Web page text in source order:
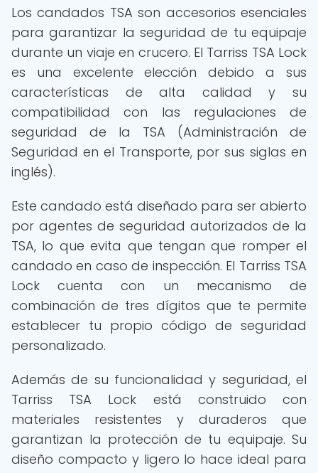
Los candados TSA son accesorios esenciales
para garantizar la seguridad de tu equipaje
durante un viaje en crucero. El Tarriss TSA Lock
es una excelente elección debido a sus
características de alta calidad y su
compatibilidad con las regulaciones de
seguridad de la TSA (Administración de
Seguridad en el Transporte, por sus siglas en
inglés).
Este candado está diseñado para ser abierto
por agentes de seguridad autorizados de la
TSA, lo que evita que tengan que romper el
candado en caso de inspección. El Tarriss TSA
Lock cuenta con un mecanismo de
combinación de tres dígitos que te permite
establecer tu propio código de seguridad
personalizado.
Además de su funcionalidad y seguridad, el
Tarriss TSA Lock está construido con
materiales resistentes y duraderos que
garantizan la protección de tu equipaje. Su
diseño compacto y ligero lo hace ideal para